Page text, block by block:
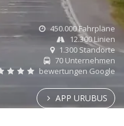
450.000 Fahrpläne
12.300 Linien
1.300 Standorte
70 Unternehmen
bewertungen Google
APP URUBUS